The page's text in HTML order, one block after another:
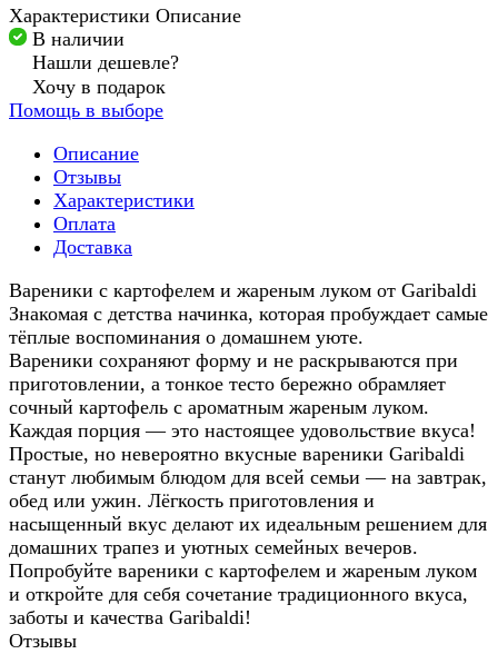
Характеристики Описание
В наличии
Нашли дешевле?
Хочу в подарок
Помощь в выборе
Описание
Отзывы
Характеристики
Оплата
Доставка
Вареники с картофелем и жареным луком от Garibaldi
Знакомая с детства начинка, которая пробуждает самые
тёплые воспоминания о домашнем уюте.
Вареники сохраняют форму и не раскрываются при
приготовлении, а тонкое тесто бережно обрамляет
сочный картофель с ароматным жареным луком.
Каждая порция — это настоящее удовольствие вкуса!
Простые, но невероятно вкусные вареники Garibaldi
станут любимым блюдом для всей семьи — на завтрак,
обед или ужин. Лёгкость приготовления и
насыщенный вкус делают их идеальным решением для
домашних трапез и уютных семейных вечеров.
Попробуйте вареники с картофелем и жареным луком
и откройте для себя сочетание традиционного вкуса,
заботы и качества Garibaldi!
Отзывы